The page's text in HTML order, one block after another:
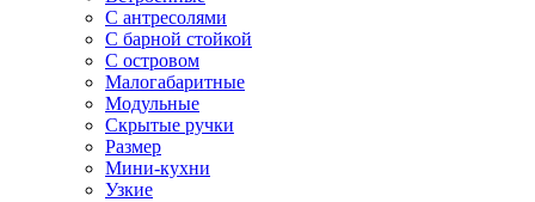
С антресолями
С барной стойкой
С островом
Малогабаритные
Модульные
Скрытые ручки
Размер
Мини-кухни
Узкие